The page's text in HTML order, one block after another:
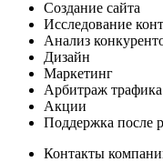
Создание сайта
Исследование
Анализ
Дизайн
Маркетинг
Арбитраж трафика
Акции
Поддержка после
Контакты